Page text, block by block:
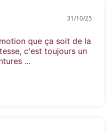
31/10/25
que ça soit de la
c'est toujours un
...